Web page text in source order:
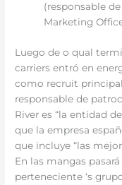
(responsable
Marketing
Luego de o qual
carriers entró en
como recruit
responsable de
River es “la entidad
que la empresa
que incluye “las
En las mangas
perteneciente ‘s